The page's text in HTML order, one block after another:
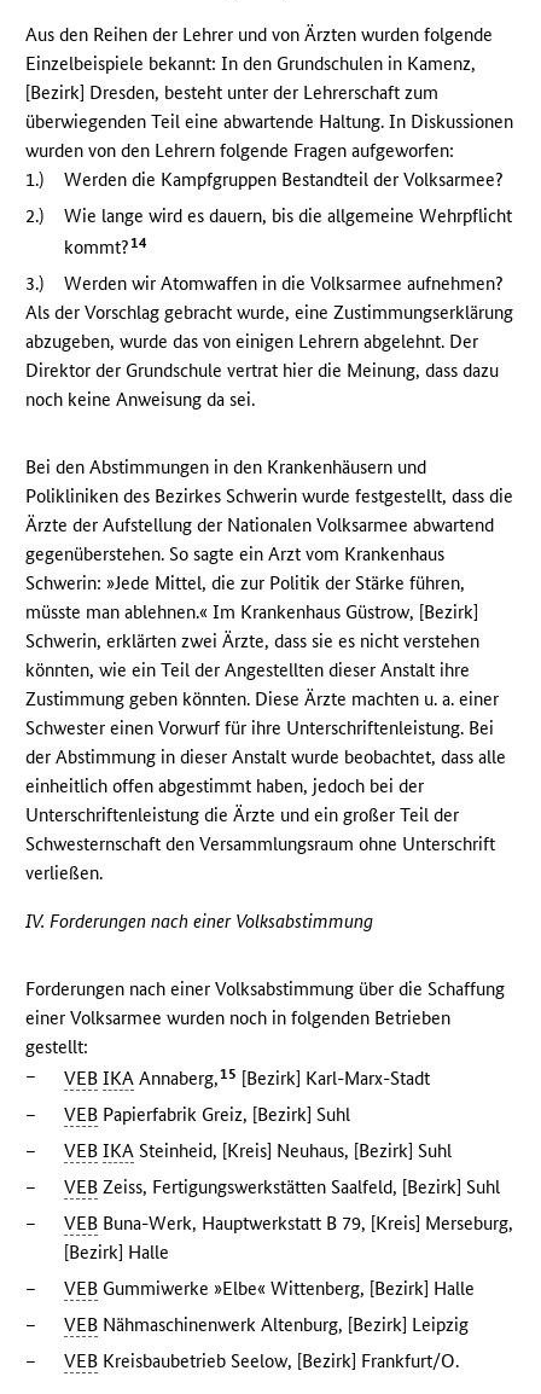
Aus den Reihen der Lehrer und von Ärzten wurden folgende
Einzelbeispiele bekannt: In den Grundschulen in Kamenz,
[Bezirk] Dresden, besteht unter der Lehrerschaft zum
überwiegenden Teil eine abwartende Haltung. In Diskussionen
wurden von den Lehrern folgende Fragen aufgeworfen:
1.)
Werden die Kampfgruppen Bestandteil der Volksarmee?
2.)
Wie lange wird es dauern, bis die allgemeine Wehrpflicht
kommt?14
3.)
Werden wir Atomwaffen in die Volksarmee aufnehmen?
Als der Vorschlag gebracht wurde, eine Zustimmungserklärung
abzugeben, wurde das von einigen Lehrern abgelehnt. Der
Direktor der Grundschule vertrat hier die Meinung, dass dazu
noch keine Anweisung da sei.
Bei den Abstimmungen in den Krankenhäusern und
Polikliniken des Bezirkes Schwerin wurde festgestellt, dass die
Ärzte der Aufstellung der Nationalen Volksarmee abwartend
gegenüberstehen. So sagte ein Arzt vom Krankenhaus
Schwerin: »Jede Mittel, die zur Politik der Stärke führen,
müsste man ablehnen.« Im Krankenhaus Güstrow, [Bezirk]
Schwerin, erklärten zwei Ärzte, dass sie es nicht verstehen
könnten, wie ein Teil der Angestellten dieser Anstalt ihre
Zustimmung geben könnten. Diese Ärzte machten u. a. einer
Schwester einen Vorwurf für ihre Unterschriftenleistung. Bei
der Abstimmung in dieser Anstalt wurde beobachtet, dass alle
einheitlich offen abgestimmt haben, jedoch bei der
Unterschriftenleistung die Ärzte und ein großer Teil der
Schwesternschaft den Versammlungsraum ohne Unterschrift
verließen.
IV. Forderungen nach einer Volksabstimmung
Forderungen nach einer Volksabstimmung über die Schaffung
einer Volksarmee wurden noch in folgenden Betrieben
gestellt:
–
VEB IKA Annaberg,15 [Bezirk] Karl-Marx-Stadt
–
VEB Papierfabrik Greiz, [Bezirk] Suhl
–
VEB IKA Steinheid, [Kreis] Neuhaus, [Bezirk] Suhl
–
VEB Zeiss, Fertigungswerkstätten Saalfeld, [Bezirk] Suhl
–
VEB Buna-Werk, Hauptwerkstatt B 79, [Kreis] Merseburg,
[Bezirk] Halle
–
VEB Gummiwerke »Elbe« Wittenberg, [Bezirk] Halle
–
VEB Nähmaschinenwerk Altenburg, [Bezirk] Leipzig
–
VEB Kreisbaubetrieb Seelow, [Bezirk] Frankfurt/O.